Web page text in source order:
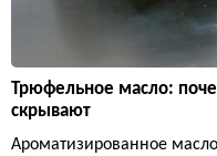
Трюфельное масло:
скрывают
Ароматизированное масло